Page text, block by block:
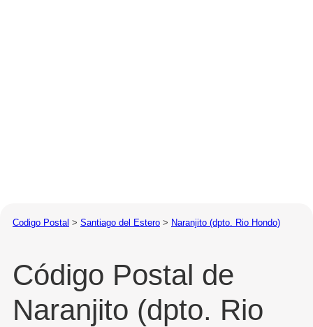
Codigo Postal > Santiago del Estero > Naranjito (dpto. Rio Hondo)
Código Postal de
Naranjito (dpto. Rio